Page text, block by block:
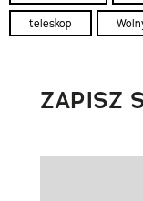
teleskop
ZAPISZ